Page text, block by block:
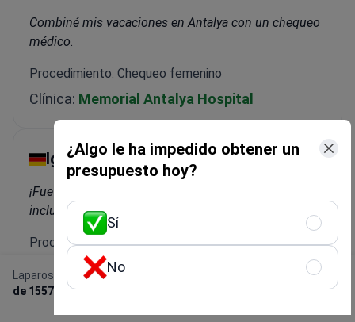
Laparoscopia diagnóstica
de 1557 €
gratis
Combiné mis vacaciones en Antalya con un chequeo
médico.
Procedimiento: Chequeo femenino
Clínica: Memorial Antalya Hospital
Igor
¡Fue genial! Traslados, alojamiento, tratamiento, todo
incluido.
Procedimiento: Implante dental
WestDent Clinic
¿Algo le ha impedido obtener un
presupuesto hoy?
Sí
No